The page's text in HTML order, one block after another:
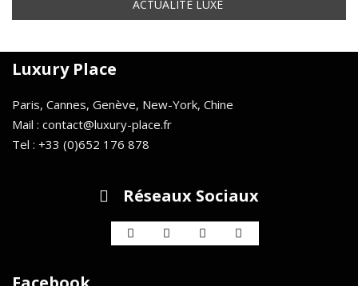
Luxury Place
Paris, Cannes, Genève, New-York, Chine
Mail : contact@luxury-place.fr
Tel : +33 (0)652 176 878
Réseaux Sociaux